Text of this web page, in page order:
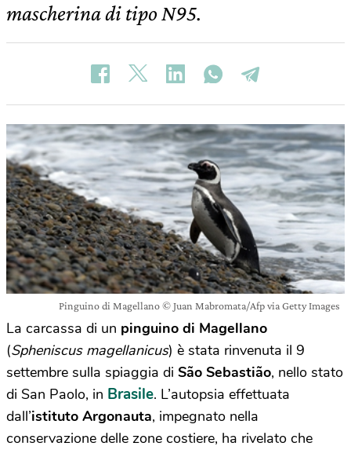
mascherina di tipo N95.
Pinguino di Magellano © Juan Mabromata/Afp via Getty Images
La carcassa di un pinguino di Magellano
(Spheniscus magellanicus) è stata rinvenuta il 9
settembre sulla spiaggia di São Sebastião, nello stato
di San Paolo, in Brasile. L’autopsia effettuata
dall’istituto Argonauta, impegnato nella
conservazione delle zone costiere, ha rivelato che